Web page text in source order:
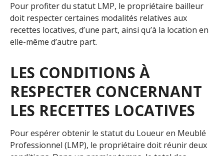
Pour profiter du statut LMP, le propriétaire bailleur
doit respecter certaines modalités relatives aux
recettes locatives, d’une part, ainsi qu’à la location en
elle-même d’autre part.
LES CONDITIONS À
RESPECTER CONCERNANT
LES RECETTES LOCATIVES
Pour espérer obtenir le statut du Loueur en Meublé
Professionnel (LMP), le propriétaire doit réunir deux